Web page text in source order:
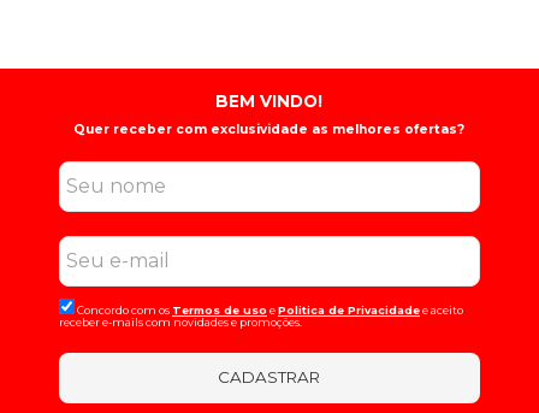
BEM VINDO!
Quer receber com exclusividade as melhores ofertas?
Concordo com os Termos de uso ePolitica de Privacidadee aceito
receber e-mails com novidades e promoções.
CADASTRAR